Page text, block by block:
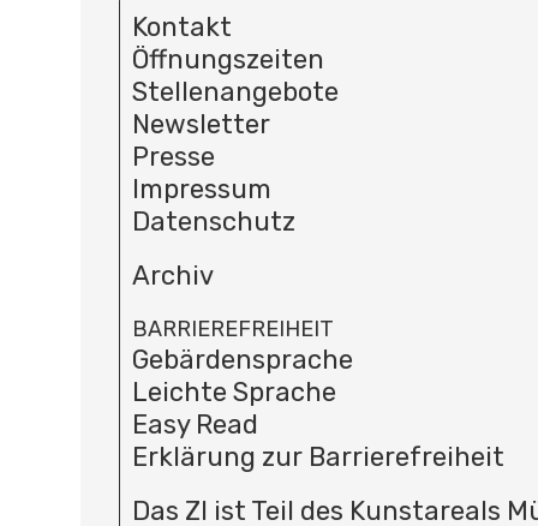
Kontakt
Öffnungszeiten
Stellenangebote
Newsletter
Presse
Impressum
Datenschutz
Archiv
BARRIEREFREIHEIT
Gebärdensprache
Leichte Sprache
Easy Read
Erklärung zur Barrierefreiheit
Das ZI ist Teil des Kunstareals